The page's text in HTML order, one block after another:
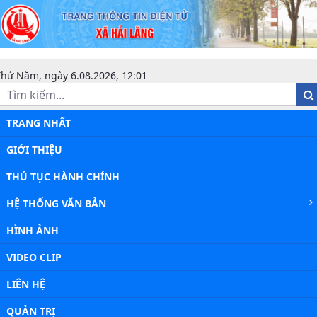
Tổ chức bộ máy - Xã Hải Lăng
Năm, ngày 6.08.2026, 12:01
TRANG NHẤT
GIỚI THIỆU
THỦ TỤC HÀNH CHÍNH
HỆ THỐNG VĂN BẢN
HÌNH ẢNH
VIDEO CLIP
LIÊN HỆ
QUẢN TRỊ